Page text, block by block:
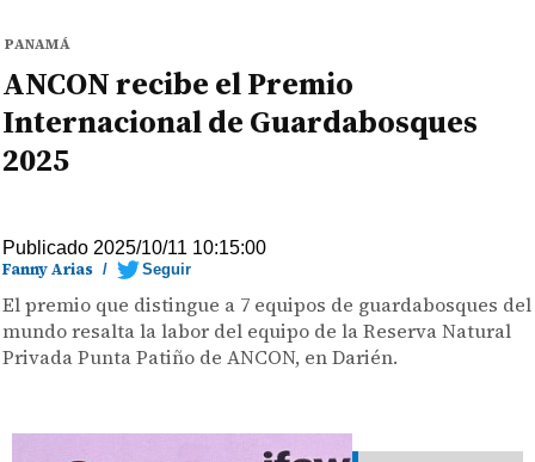
PANAMÁ
ANCON recibe el Premio
Internacional de Guardabosques
2025
Publicado 2025/10/11 10:15:00
Fanny Arias / Seguir
El premio que distingue a 7 equipos de guardabosques del
mundo resalta la labor del equipo de la Reserva Natural
Privada Punta Patiño de ANCON, en Darién.